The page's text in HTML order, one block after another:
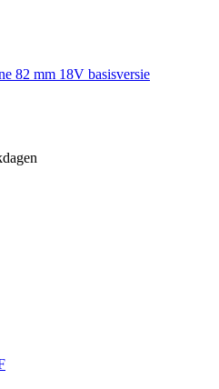
82 mm 18V basisversie